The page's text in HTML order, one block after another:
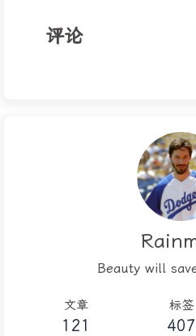
评论
Beauty will
文章
121
标签
407